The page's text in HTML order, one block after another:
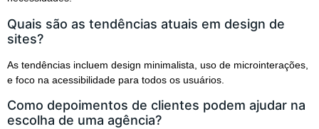
Quais são as tendências atuais em design de
sites?
As tendências incluem design minimalista, uso de microinterações,
e foco na acessibilidade para todos os usuários.
Como depoimentos de clientes podem ajudar na
escolha de uma agência?